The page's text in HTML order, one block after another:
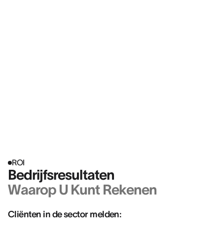
ROI
Bedrijfsresultaten
Waarop U Kunt Rekenen
Cliënten in de sector melden: